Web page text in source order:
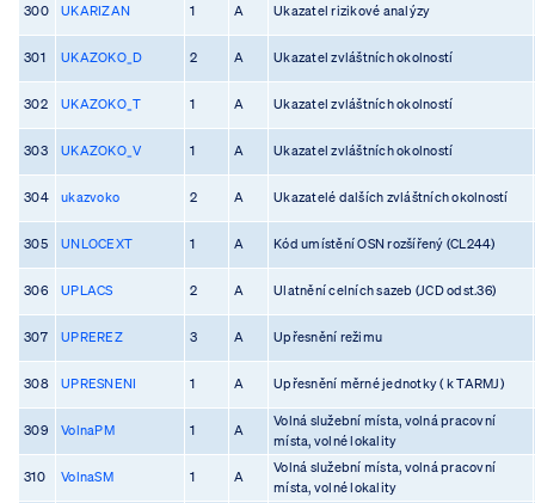
300 UKARIZAN 1 A Ukazatel rizikové analýzy
301 UKAZOKO_D 2 A Ukazatel zvláštních okolností
302 UKAZOKO_T 1 A Ukazatel zvláštních okolností
303 UKAZOKO_V 1 A Ukazatel zvláštních okolností
304 ukazvoko 2 A Ukazatelé dalších zvláštních okolností
305 UNLOCEXT 1 A Kód umístění OSN rozšířený (CL244)
306 UPLACS 2 A Ulatnění celních sazeb (JCD odst.36)
307 UPREREZ 3 A Upřesnění režimu
308 UPRESNENI 1 A Upřesnění měrné jednotky ( k TARMJ)
309 VolnaPM 1 A
Volná služební místa, volná pracovní
místa, volné lokality
310 VolnaSM 1 A
Volná služební místa, volná pracovní
místa, volné lokality